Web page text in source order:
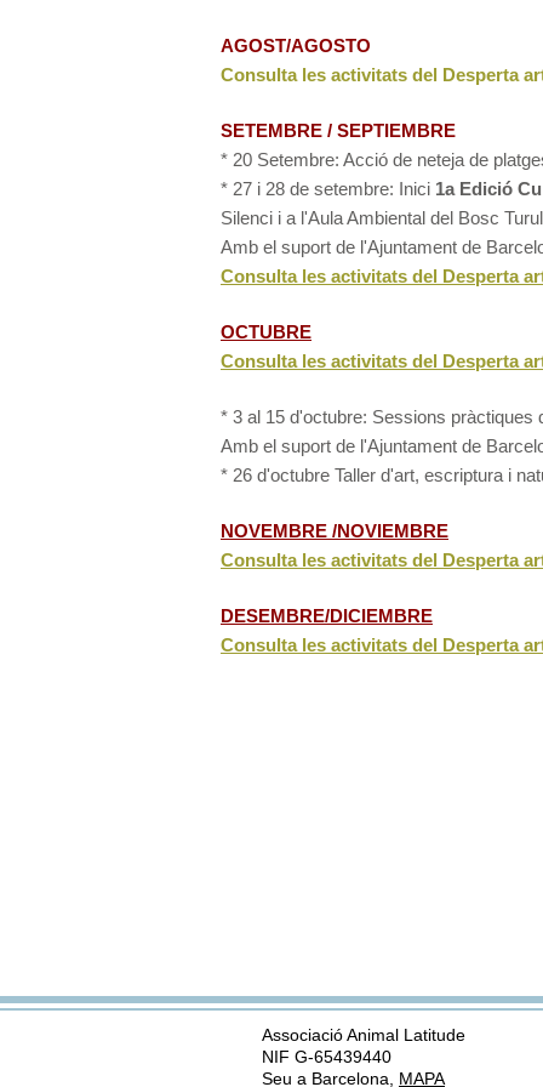
AGOST/AGOSTO
Consulta les activitats del Desperta
SETEMBRE / SEPTIEMBRE
* 20 Setembre: Acció de neteja de
* 27 i 28 de setembre: Inici 1a Edició
Silenci i a l'Aula Ambiental del Bosc
Amb el suport de l'Ajuntament de
Consulta les activitats del Desperta
OCTUBRE
Consulta les activitats del Desperta
* 3 al 15 d'octubre: Sessions pràctiques
Amb el suport de l'Ajuntament de
* 26 d'octubre Taller d'art, escriptura i
NOVEMBRE /NOVIEMBRE
Consulta les activitats del Desperta
DESEMBRE/DICIEMBRE
Consulta les activitats del Desperta
Associació Animal Latitude
NIF G-65439440
Seu a Barcelona, MAPA